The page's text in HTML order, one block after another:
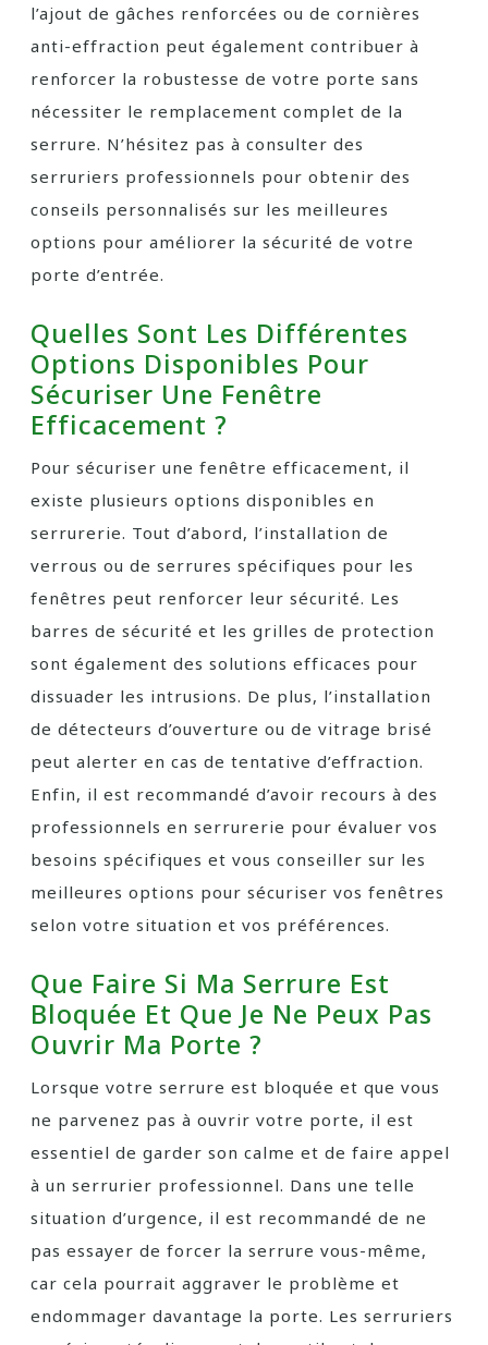
l’ajout de gâches renforcées ou de cornières
anti-effraction peut également contribuer à
renforcer la robustesse de votre porte sans
nécessiter le remplacement complet de la
serrure. N’hésitez pas à consulter des
serruriers professionnels pour obtenir des
conseils personnalisés sur les meilleures
options pour améliorer la sécurité de votre
porte d’entrée.
Quelles Sont Les Différentes
Options Disponibles Pour
Sécuriser Une Fenêtre
Efficacement ?
Pour sécuriser une fenêtre efficacement, il
existe plusieurs options disponibles en
serrurerie. Tout d’abord, l’installation de
verrous ou de serrures spécifiques pour les
fenêtres peut renforcer leur sécurité. Les
barres de sécurité et les grilles de protection
sont également des solutions efficaces pour
dissuader les intrusions. De plus, l’installation
de détecteurs d’ouverture ou de vitrage brisé
peut alerter en cas de tentative d’effraction.
Enfin, il est recommandé d’avoir recours à des
professionnels en serrurerie pour évaluer vos
besoins spécifiques et vous conseiller sur les
meilleures options pour sécuriser vos fenêtres
selon votre situation et vos préférences.
Que Faire Si Ma Serrure Est
Bloquée Et Que Je Ne Peux Pas
Ouvrir Ma Porte ?
Lorsque votre serrure est bloquée et que vous
ne parvenez pas à ouvrir votre porte, il est
essentiel de garder son calme et de faire appel
à un serrurier professionnel. Dans une telle
situation d’urgence, il est recommandé de ne
pas essayer de forcer la serrure vous-même,
car cela pourrait aggraver le problème et
endommager davantage la porte. Les serruriers